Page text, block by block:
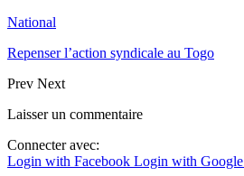
National
Repenser l’action syndicale au Togo
Prev Next
Laisser un commentaire
Connecter avec:
Login with Facebook Login with Google